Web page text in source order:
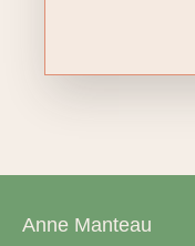
Anne Manteau